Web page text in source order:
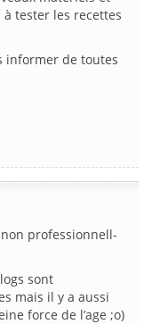
à tester les recettes
informer de toutes
professionnell-
sont
mais il y a aussi
force de l’age ;o)